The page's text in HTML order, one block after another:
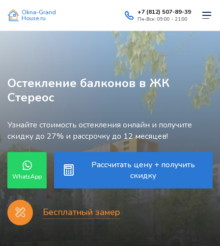
Okna-Grand
House.ru
+7 (812) 507-89-39
Пн-Вск: 09:00 - 21:00
Остекление балконов в ЖК
Стереос
Узнайте стоимость остекления онлайн и получите
скидку до 27% и рассрочку до 12 месяцев!
WhatsApp
Рассчитать цену + получить
скидку
Бесплатный замер